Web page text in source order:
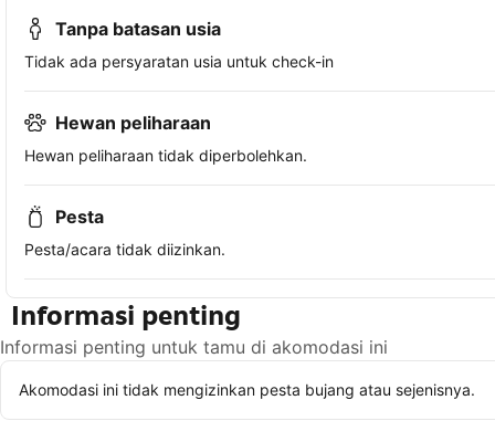
Tanpa batasan usia
Tidak ada persyaratan usia untuk check-in
Hewan peliharaan
Hewan peliharaan tidak diperbolehkan.
Pesta
Pesta/acara tidak diizinkan.
Informasi penting
Informasi penting untuk tamu di akomodasi ini
Akomodasi ini tidak mengizinkan pesta bujang atau sejenisnya.